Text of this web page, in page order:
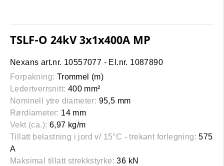
TSLF-O 24kV 3x1x400A MP
Nexans art.nr. 10557077 - El.nr. 1087890
Forpakning: Trommel (m)
Ledertverrsnitt: 400 mm²
Nominell ytre diameter: 95,5 mm
Rørdiameter: 14 mm
Vekt (ca.): 6,97 kg/m
Tillatt belastning i jord v/ 15°C - trekant forlegning: 575
A
Maksimal tillatt strekkstyrke: 36 kN